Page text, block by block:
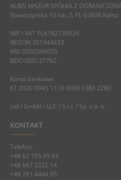
ALBIS MAZUR SPÓŁKA Z
Stawiszyńska 10 lok. 2, PL-62800 Kalisz
NIP / VAT PL6182139326
REGON 301944633
KRS 0000399035
BDO 000137792
Konto bankowe:
61 2030 0045 1110 0000 0380 2280
Ltd / GmbH / LLC / S.r.l. / Sp. z o. o.
KONTAKT
Telefon:
+48 62 765 95 93
+48 667 2222 14
+48 781 4444 95